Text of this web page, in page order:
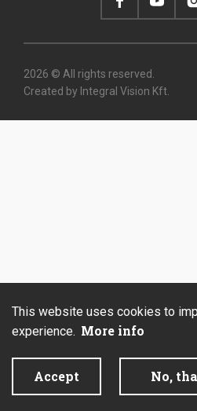
2026 © All rights reserved.
Created by Integral Vision Kft.
This website uses cookies to
experience. More info
Accept No,